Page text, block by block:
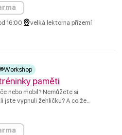
16:00
velká lektorna přízemí
Workshop
paměti
nebo mobil? Nemůžete si
jste vypnuli žehličku? A co že...